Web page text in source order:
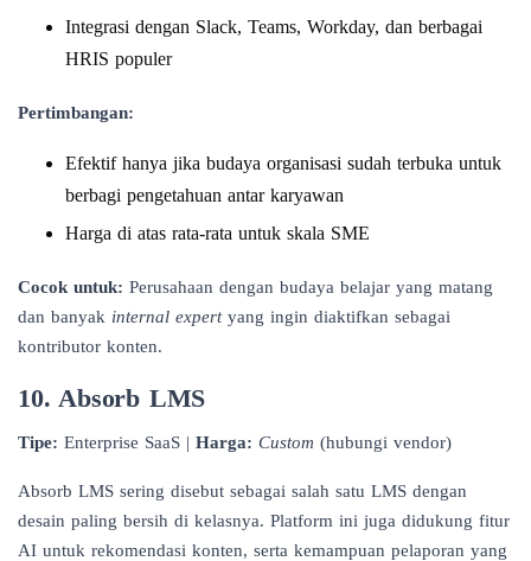
Integrasi dengan Slack, Teams, Workday, dan berbagai
HRIS populer
Pertimbangan:
Efektif hanya jika budaya organisasi sudah terbuka untuk
berbagi pengetahuan antar karyawan
Harga di atas rata-rata untuk skala SME
Cocok untuk: Perusahaan dengan budaya belajar yang matang
dan banyak internal expertyang ingin diaktifkan sebagai
kontributor konten.
10. Absorb LMS
Tipe: Enterprise SaaS | Harga: Custom (hubungi vendor)
Absorb LMS sering disebut sebagai salah satu LMS dengan
desain paling bersih di kelasnya. Platform ini juga didukung fitur
AI untuk rekomendasi konten, serta kemampuan pelaporan yang